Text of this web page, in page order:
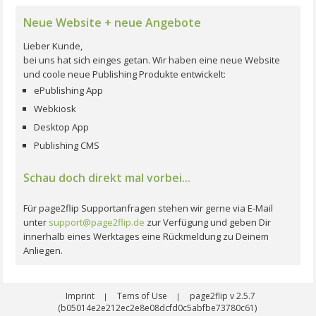
Neue Website + neue Angebote
Lieber Kunde,
bei uns hat sich einges getan. Wir haben eine neue Website
und coole neue Publishing Produkte entwickelt:
ePublishing App
Webkiosk
Desktop App
Publishing CMS
Schau doch direkt mal vorbei...
Für page2flip Supportanfragen stehen wir gerne via E-Mail
unter support@page2flip.de zur Verfügung und geben Dir
innerhalb eines Werktages eine Rückmeldung zu Deinem
Anliegen.
Imprint | Tems of Use |
page2flip v 2.5.7
(b05014e2e212ec2e8e08dcfd0c5abfbe73780c61)